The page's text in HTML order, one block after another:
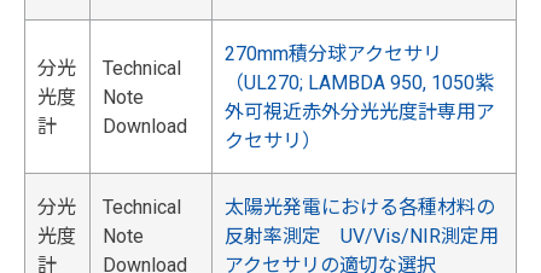
分光
光度
計
Technical
Note
Download
270mm積分球アクセサリ
（UL270; LAMBDA 950, 1050紫
外可視近赤外分光光度計専用ア
クセサリ）
分光
光度
計
Technical
Note
Download
太陽光発電における各種材料の
反射率測定 UV/Vis/NIR測定用
アクセサリの適切な選択